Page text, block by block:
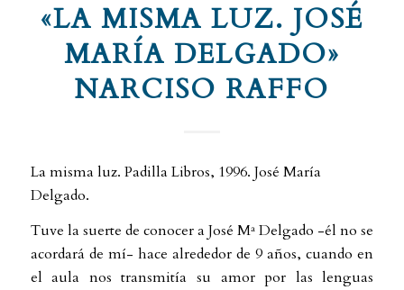
«LA MISMA LUZ. JOSÉ
MARÍA DELGADO»
NARCISO RAFFO
La misma luz. Padilla Libros, 1996. José María
Delgado.
Tuve la suerte de conocer a José Mª Delgado -él no se
acordará de mí- hace alrededor de 9 años, cuando en
el aula nos transmitía su amor por las lenguas